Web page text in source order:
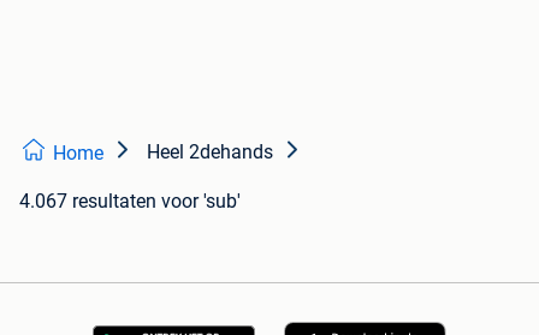
Home Heel 2dehands
4.067 resultaten voor 'sub'